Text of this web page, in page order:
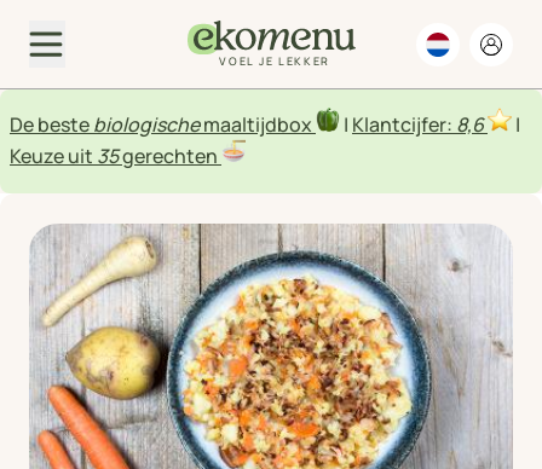
VOEL JE LEKKER
De bestebiologischemaaltijdbox | Klantcijfer: 8,6
|
Keuze uit 35gerechten